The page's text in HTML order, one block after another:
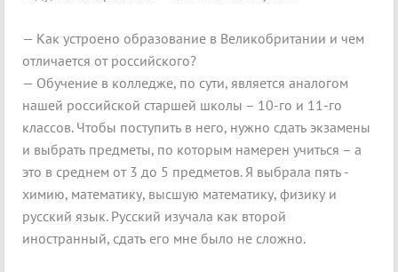
— Как устроено образование в Великобритании и чем
отличается от российского?
— Обучение в колледже, по сути, является аналогом
нашей российской старшей школы – 10-го и 11-го
классов. Чтобы поступить в него, нужно сдать экзамены
и выбрать предметы, по которым намерен учиться – а
это в среднем от 3 до 5 предметов. Я выбрала пять -
химию, математику, высшую математику, физику и
русский язык. Русский изучала как второй
иностранный, сдать его мне было не сложно.